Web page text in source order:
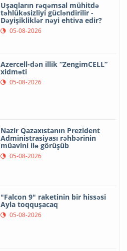
Uşaqların rəqəmsal mühitdə
təhlükəsizliyi gücləndirilir -
Dəyişikliklər nəyi ehtiva edir?
05-08-2026
Azercell-dən illik “ZengimCELL”
xidməti
05-08-2026
Nazir Qazaxıstanın Prezident
Administrasiyası rəhbərinin
müavini ilə görüşüb
05-08-2026
"Falcon 9" raketinin bir hissəsi
Ayla toqquşacaq
05-08-2026